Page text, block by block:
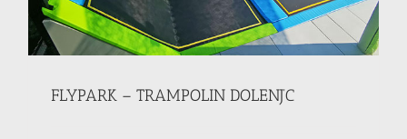
FLYPARK – TRAMPOLIN DOLENJ’C